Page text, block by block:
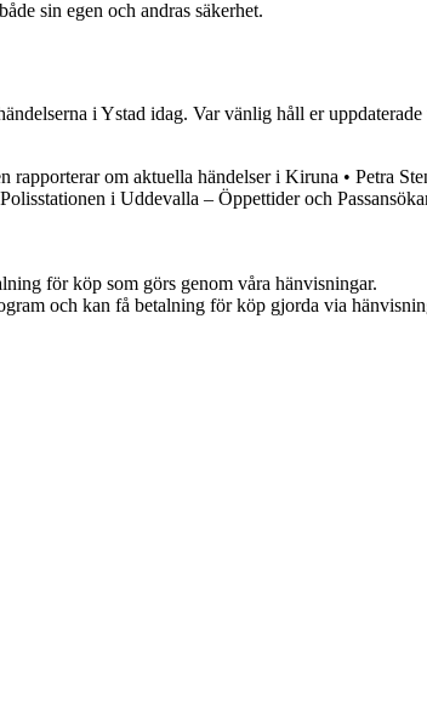
sin egen och andras säkerhet.
i Ystad idag. Var vänlig håll er
rapporterar om aktuella händelser i Kiruna • Petra
Polisstationen i Uddevalla – Öppettider och
för köp som görs genom våra hänvisningar.
och kan få betalning för köp gjorda via